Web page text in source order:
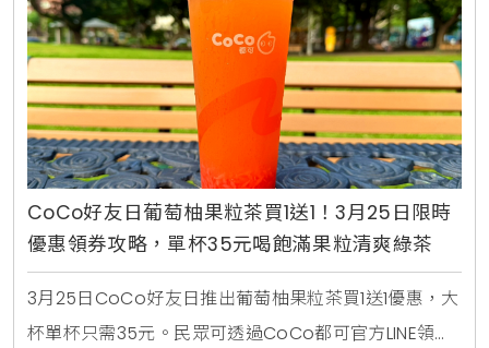
CoCo好友日葡萄柚果粒茶買1送1！3月25日限時
優惠領券攻略，單杯35元喝飽滿果粒清爽綠茶
3月25日CoCo好友日推出葡萄柚果粒茶買1送1優惠，大
杯單杯只需35元。民眾可透過CoCo都可官方LINE領取